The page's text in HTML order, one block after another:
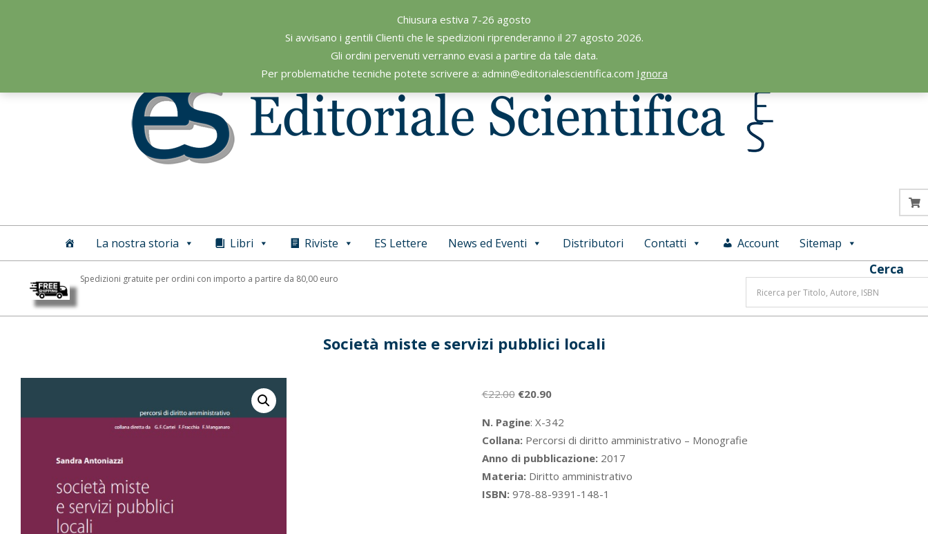
Chiusura estiva 7-26 agosto
Si avvisano i gentili Clienti che le spedizioni riprenderanno il 27 agosto 2026.
Gli ordini pervenuti verranno evasi a partire da tale data.
Per problematiche tecniche potete scrivere a: admin@editorialescientifica.com Ignora
Editoriale
Scientifica
Primary
La nostra storia Libri Riviste ES Lettere News ed Eventi Distributori Contatti Account Sitemap
Spedizioni gratuite per ordini con importo a partire da 80,00 euro
Cerca
Società miste e servizi pubblici locali
€22.00 Il
originale
era:
€22.00.
€20.90Il
attuale
è:
€20.90.
N. Pagine: X-342
Collana:Percorsi di diritto amministrativo – Monografie
Anno di pubblicazione:2017
Materia:Diritto amministrativo
ISBN:978-88-9391-148-1